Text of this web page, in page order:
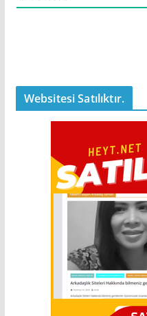
Websitesi Satılıktır.